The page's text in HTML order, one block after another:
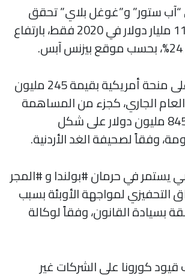
ستور” و”غوغل بلاي” تحقق
إيرادات بقيمة 111 مليار دولار في 2020 فقط، بارتفاع
#الأردن تحصل على منحة أمريكية بقيمة 245 مليون
العام الجاري، كجزء من المساهمة
النقدية البالغة 845 مليون دولار على شكل
وفقاً لصحيفة الغد الأردنية.
يستمر في حرمان #بولندا و #المجر
التحفيزي لمواجهة الأوبئة بسبب
بسيادة القانون، وفقاً لوكالة
قيود كورونا على الشركات غير